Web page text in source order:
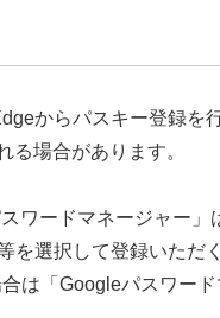
からパスキー登録を
る場合があります。
ワードマネージャー
を選択して登録いただ
は「Googleパスワード